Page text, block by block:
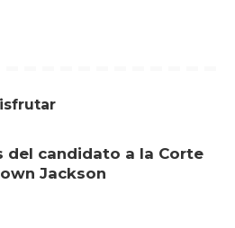
del candidato a la Corte
Jackson